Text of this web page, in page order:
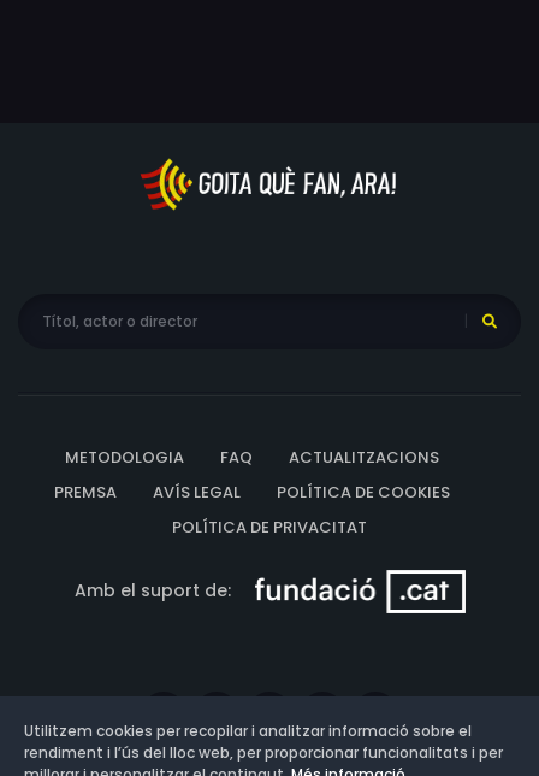
METODOLOGIA FAQ
ACTUALITZACIONS
PREMSA
AVÍS LEGAL
POLÍTICA DE COOKIES
POLÍTICA DE PRIVACITAT
Amb el suport de:
Utilitzem cookies per recopilar i analitzar informació sobre el
rendiment i l’ús del lloc web, per proporcionar funcionalitats i per